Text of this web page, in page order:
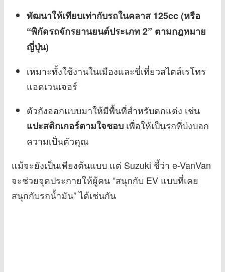
พัฒนาให้เทียบเท่ากับรถในคลาส 125cc (หรือ
“พิกัดรถจักรยานยนต์ประเภท 2” ตามกฎหมาย
ญี่ปุ่น)
เหมาะทั้งใช้งานในเมืองและขี่เที่ยวสไตล์เรโทร
แอดเวนเจอร์
ตัวถังออกแบบมาให้มีพื้นที่สำหรับตกแต่ง เช่น
แปะสติกเกอร์ตามใจชอบ เพื่อให้เป็นรถที่บ่งบอก
ความเป็นตัวคุณ
แม้จะยังเป็นเพียงต้นแบบ แต่ Suzuki ชี้ว่า e-VanVan
จะช่วยจุดประกายให้ผู้คน “สนุกกับ EV แบบที่เคย
สนุกกับรถน้ำมัน” ได้เช่นกัน